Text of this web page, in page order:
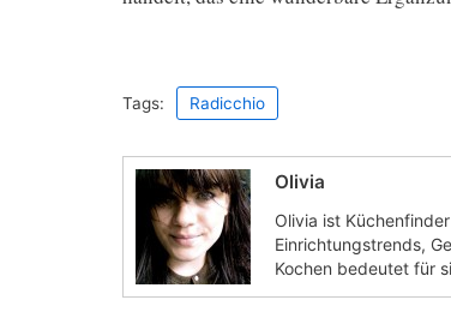
Radicchio
Olivia
Olivia ist
Einrichtungstrends,
Kochen bedeutet für